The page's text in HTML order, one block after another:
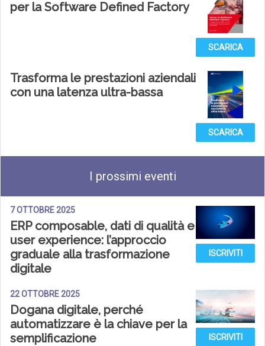
per la Software Defined Factory
SCARICA
Trasforma le prestazioni aziendali
con una latenza ultra-bassa
SCARICA
I prossimi eventi
7 OTTOBRE 2025
ERP composable, dati di qualità e
user experience: l’approccio
graduale alla trasformazione
digitale
ISCRIVITI
22 OTTOBRE 2025
Dogana digitale, perché
automatizzare è la chiave per la
semplificazione
ISCRIVITI